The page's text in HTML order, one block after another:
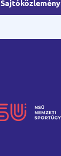
Sajtóközlemény